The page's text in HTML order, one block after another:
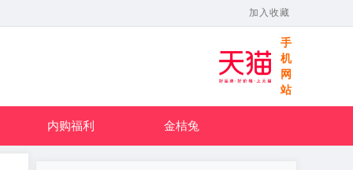
加入收藏
手
机
网
站
内购福利 金桔兔